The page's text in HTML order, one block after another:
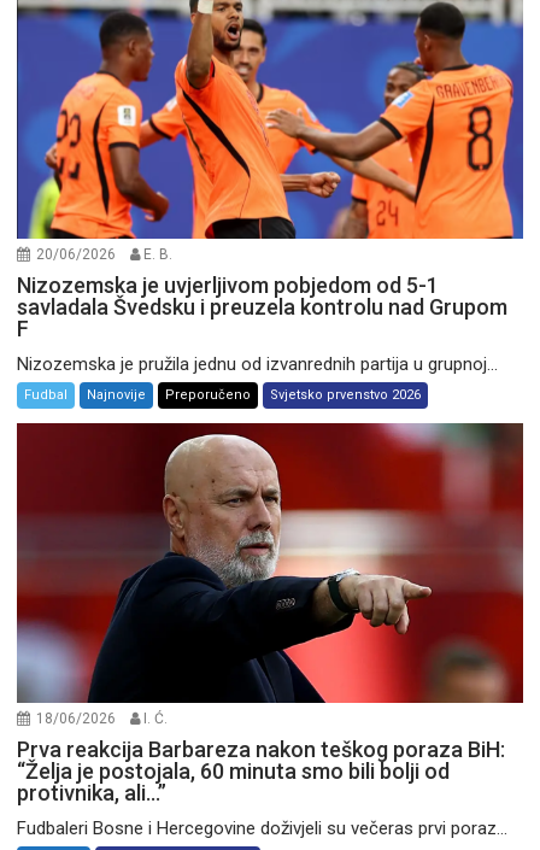
20/06/2026 E. B.
Nizozemska je uvjerljivom pobjedom od 5-1
savladala Švedsku i preuzela kontrolu nad Grupom
F
Nizozemska je pružila jednu od izvanrednih partija u grupnoj...
Fudbal Najnovije Preporučeno Svjetsko prvenstvo 2026
18/06/2026 I. Ć.
Prva reakcija Barbareza nakon teškog poraza BiH:
“Želja je postojala, 60 minuta smo bili bolji od
protivnika, ali…”
Fudbaleri Bosne i Hercegovine doživjeli su večeras prvi poraz...